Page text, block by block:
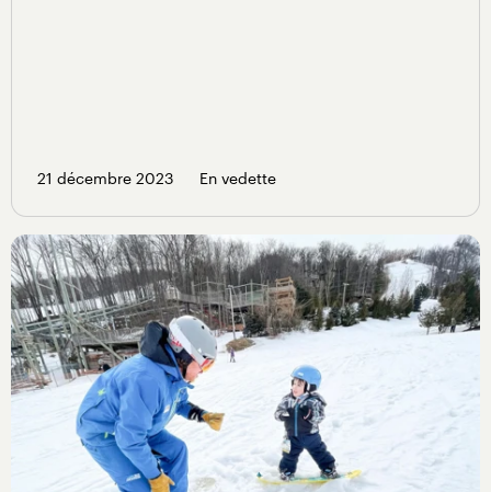
21 décembre 2023 En vedette